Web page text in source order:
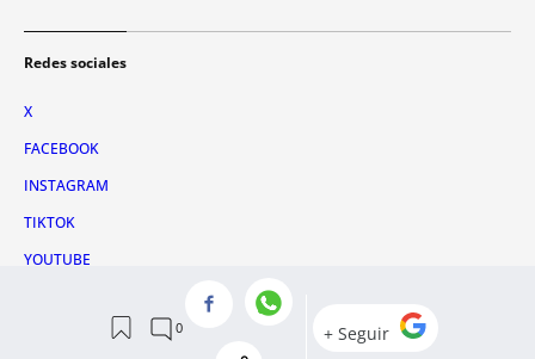
Redes sociales
X
FACEBOOK
INSTAGRAM
TIKTOK
YOUTUBE